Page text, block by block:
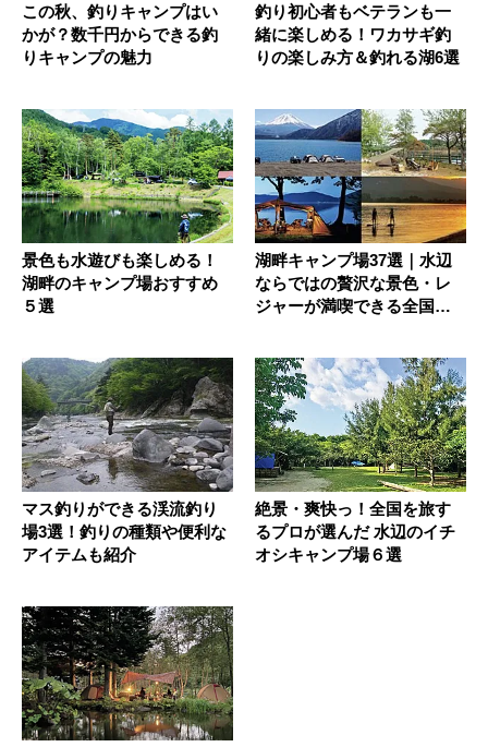
この秋、釣りキャンプはい
かが？数千円からできる釣
りキャンプの魅力
釣り初心者もベテランも一
緒に楽しめる！ワカサギ釣
りの楽しみ方＆釣れる湖6選
景色も水遊びも楽しめる！
湖畔のキャンプ場おすすめ
５選
湖畔キャンプ場37選｜水辺
ならではの贅沢な景色・レ
ジャーが満喫できる全国の
マス釣りができる渓流釣り
場3選！釣りの種類や便利な
アイテムも紹介
絶景・爽快っ！全国を旅す
るプロが選んだ 水辺のイチ
オシキャンプ場６選